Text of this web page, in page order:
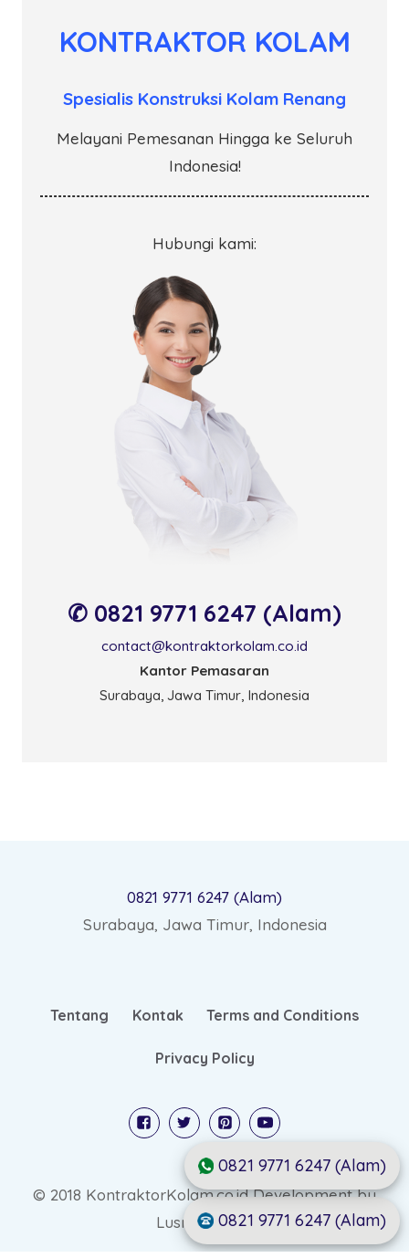
KONTRAKTOR KOLAM
Spesialis Konstruksi Kolam Renang
Melayani Pemesanan Hingga ke Seluruh
Indonesia!
Hubungi kami:
✆ 0821 9771 6247 (Alam)
contact@kontraktorkolam.co.id
Kantor Pemasaran
Surabaya, Jawa Timur, Indonesia
0821 9771 6247 (Alam)
Surabaya, Jawa Timur, Indonesia
0821 9771 6247 (Alam)
0821 9771 6247 (Alam)
Tentang Kontak Terms and Conditions
Privacy Policy
© 2018 KontraktorKolam.co.id Development by
Lusmo Digital